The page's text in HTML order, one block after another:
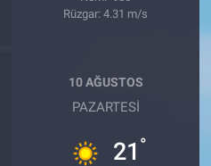
Rüzgar: 4.31 m/s
10 AĞUSTOS
PAZARTESI
21 °